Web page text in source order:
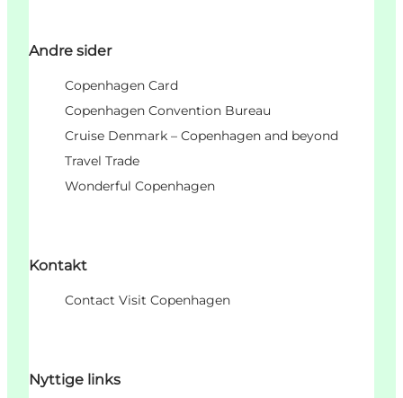
Andre sider
Copenhagen Card
Copenhagen Convention Bureau
Cruise Denmark – Copenhagen and beyond
Travel Trade
Wonderful Copenhagen
Kontakt
Contact Visit Copenhagen
Nyttige links